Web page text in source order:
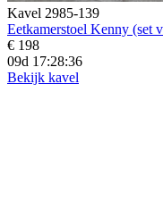
Kavel 2985-139
Eetkamerstoel Kenny (set
€ 198
09d 17:28:34
Bekijk kavel